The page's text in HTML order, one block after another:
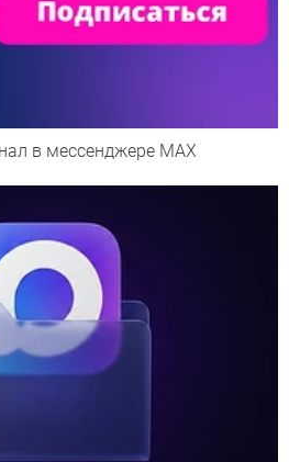
в мессенджере МАХ